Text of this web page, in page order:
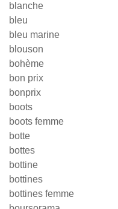
blanche
bleu
bleu marine
blouson
bohème
bon prix
bonprix
boots
boots femme
botte
bottes
bottine
bottines
bottines femme